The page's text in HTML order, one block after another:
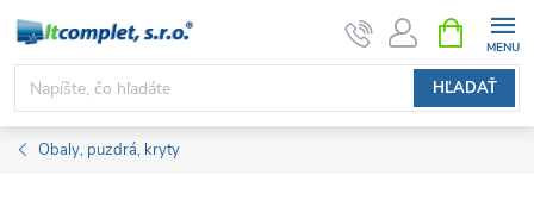
Prejsť
obsah
HĽADAŤ
KOŠÍK
Obaly, puzdrá, kryty